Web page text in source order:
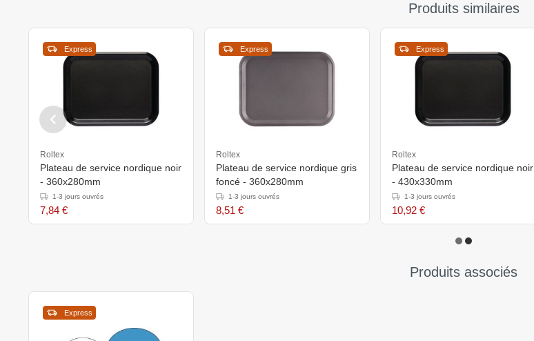
Produits similaires
Express
Roltex
Plateau de service nordique noir
- 360x280mm
1-3 jours ouvrés
7,84 €
Express
Roltex
Plateau de service nordique gris
foncé - 360x280mm
1-3 jours ouvrés
8,51 €
Express
Roltex
Plateau de service nordique noir
- 430x330mm
1-3 jours ouvrés
10,92 €
Produits associés
Express